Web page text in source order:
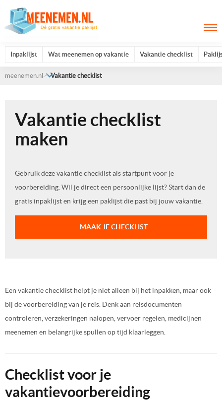
Inpaklijst Wat meenemen op vakantie Vakantie checklist
meenemen.nl Vakantie checklist
Vakantie checklist
maken
Gebruik deze vakantie checklist als startpunt voor je
voorbereiding. Wil je direct een persoonlijke lijst? Start dan de
gratis inpaklijst en krijg een paklijst die past bij jouw vakantie.
MAAK JE CHECKLIST
Een vakantie checklist helpt je niet alleen bij het inpakken, maar ook
bij de voorbereiding van je reis. Denk aan reisdocumenten
controleren, verzekeringen nalopen, vervoer regelen, medicijnen
meenemen en belangrijke spullen op tijd klaarleggen.
Checklist voor je
vakantievoorbereiding